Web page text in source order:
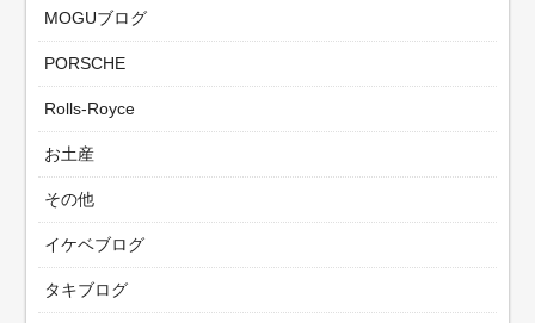
MOGUブログ
PORSCHE
Rolls-Royce
お土産
その他
イケベブログ
タキブログ